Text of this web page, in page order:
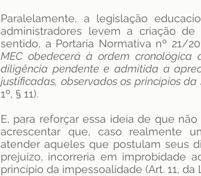
Paralelamente, a legislação
administradores levem a criação de
sentido, a Portaria Normativa nº 21/
MEC obedecerá à ordem cronológica
diligência pendente e admitida a
justificadas, observados os princípios
1º, § 11).
E, para reforçar essa ideia de que
acrescentar que, caso realmente
atender aqueles que postulam seus
prejuízo, incorreria em improbidade
princípio da impessoalidade (Art. 11, da